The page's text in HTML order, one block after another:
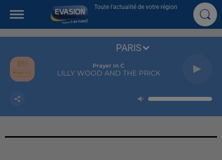
Toute l'actualité de votre région
Prayer In C
LILLY WOOD AND THE PRICK
PARIS